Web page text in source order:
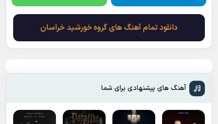
دانلود تمام آهنگ های گروه خورشید خراسان
آهنگ های پیشنهادی برای شما